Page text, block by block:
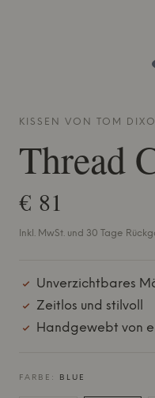
KISSEN VON TOM
Thread
€ 81
Inkl. MwSt. und 30 Tage
Unverzichtbares
Zeitlos und stilvoll
Handgewebt von
FARBE: BLUE